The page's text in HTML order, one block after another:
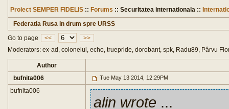
Proiect SEMPER FIDELIS :: Forums :: Securitatea internationala ::
Federatia Rusa in drum spre URSS
Go to page
<<
>>
Moderators: ex-ad, colonelul, echo, truepride, dorobant, spk, Radu89, Pârvu
Author
bufnita006
Tue May 13 2014, 12:29PM
bufnita006
alin wrote ...